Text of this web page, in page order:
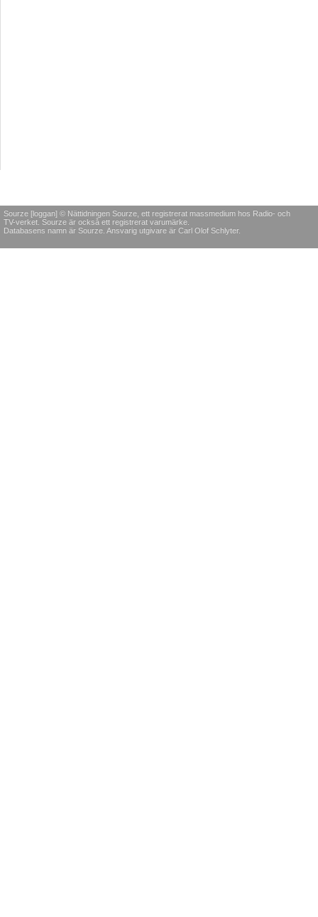
Sourze [loggan] © Nättidningen Sourze, ett registrerat massmedium hos Radio- och
TV-verket. Sourze är också ett registrerat varumärke.
Databasens namn är Sourze. Ansvarig utgivare är Carl Olof Schlyter.